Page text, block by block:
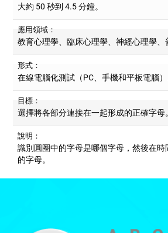
大約 50 秒到 4.5 分鐘。
應用領域：
教育心理學、臨床心理學、神經心理學、
形式：
在線電腦化測試（PC、手機和平板電腦）
目標：
選擇將各部分連接在一起形成的正確字母
說明：
識別圓圈中的字母是哪個字母，然後在
的字母。